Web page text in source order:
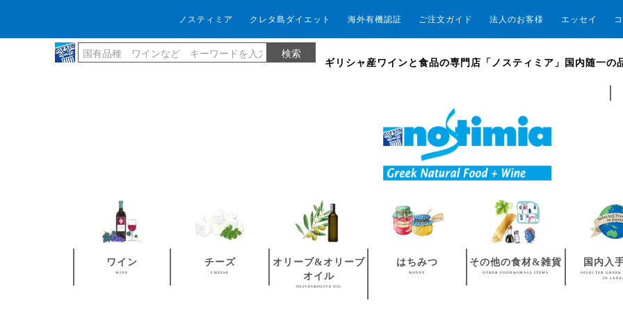
エッセイ
法人のお客様
ご注文ガイド
海外有機認証
クレタ島ダイエット
ノスティミア
ギリシャ産ワインと食品の専門店「ノスティミア」国内随一
ワイン
WINE
チーズ
CHEESE
オリーブ&オリーブ
オイル
OLIVES&OLIVE OIL
はちみつ
HONEY
その他の食材&雑貨
OTHER FOOD&SMALL ITEMS
国内入
SELECTED GREEK
IN